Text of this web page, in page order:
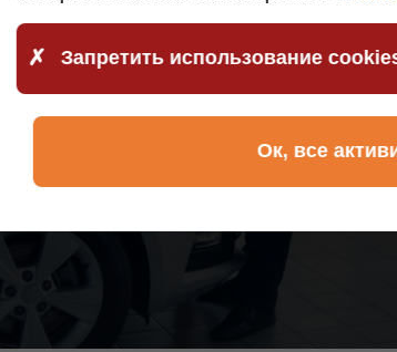
данные будут переданы в
Запретить использование
Ок, все